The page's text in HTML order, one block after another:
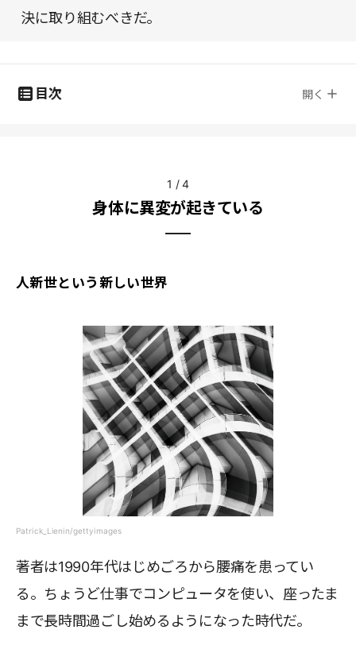
決に取り組むべきだ。
目次 開く
1 /4
身体に異変が起きている
人新世という新しい世界
Patrick_Lienin/gettyimages
著者は1990年代はじめごろから腰痛を患ってい
る。ちょうど仕事でコンピュータを使い、座ったま
まで長時間過ごし始めるようになった時代だ。